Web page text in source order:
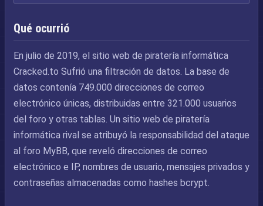
Qué ocurrió
En julio de 2019, el sitio web de piratería informática
Cracked.to Sufrió una filtración de datos. La base de
datos contenía 749.000 direcciones de correo
electrónico únicas, distribuidas entre 321.000 usuarios
del foro y otras tablas. Un sitio web de piratería
informática rival se atribuyó la responsabilidad del ataque
al foro MyBB, que reveló direcciones de correo
electrónico e IP, nombres de usuario, mensajes privados y
contraseñas almacenadas como hashes bcrypt.